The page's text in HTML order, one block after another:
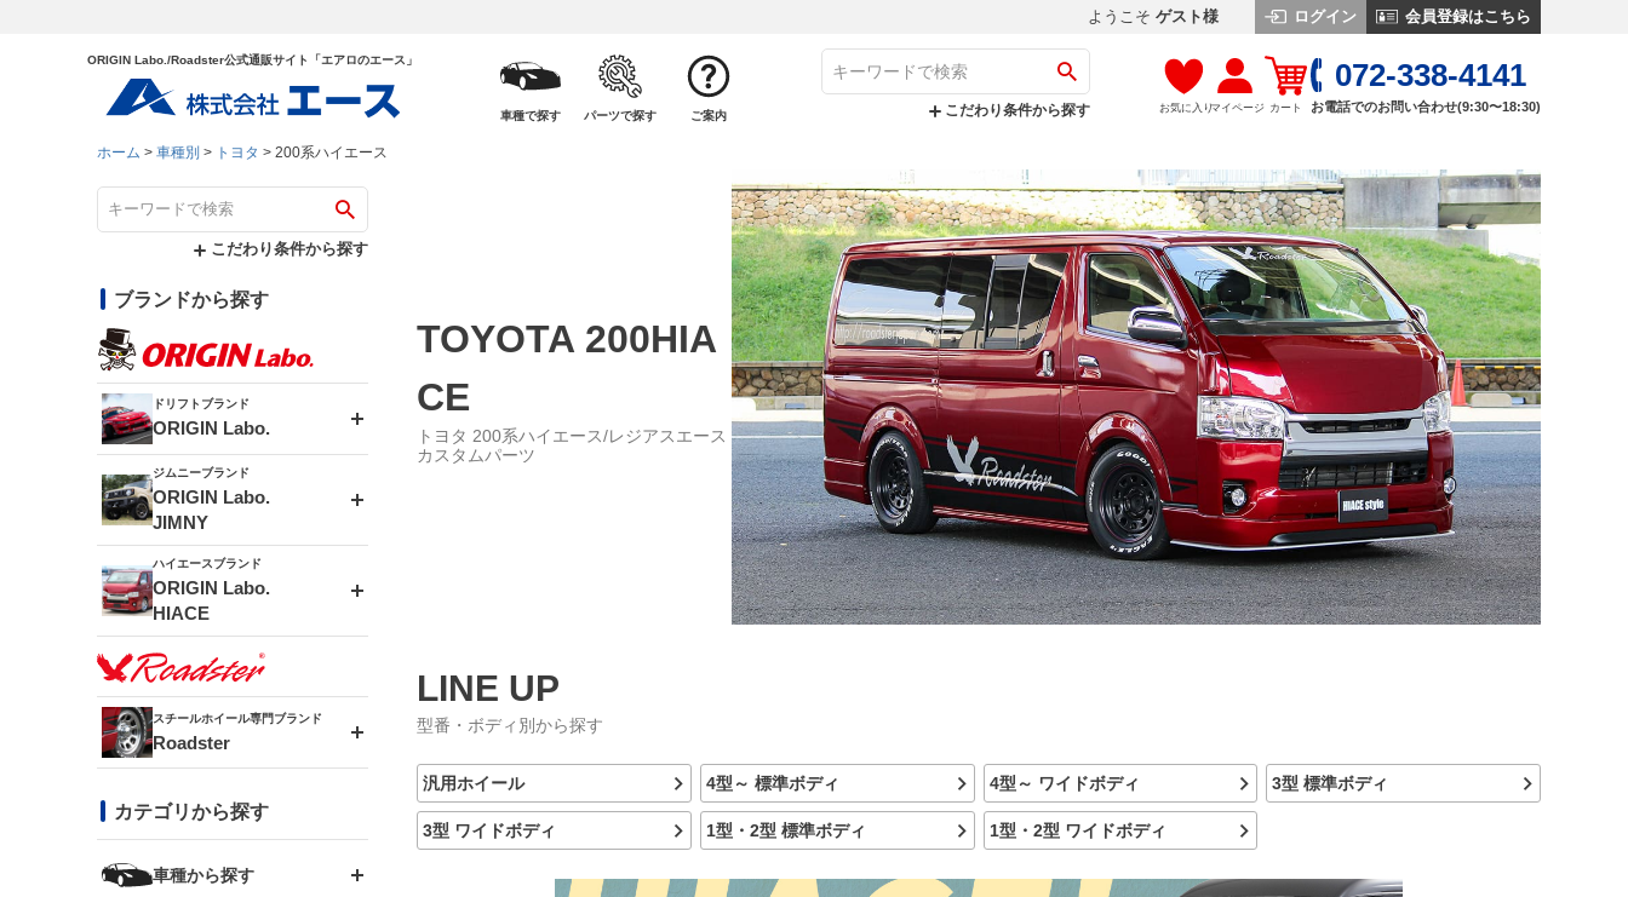
ようこそ ゲスト様 ログイン 会員登録はこちら
ORIGIN Labo./Roadster公式通販サイト「エアロのエース」
車種で探す パーツで探す ご案内 こだわり条件から探す お気に入りマイページ カート
072-338-4141
お電話でのお問い合わせ(9:30〜18:30)
ホーム 車種別 トヨタ 200系ハイエース
こだわり条件から探す
ブランドから探す
ドリフトブランド
ORIGIN Labo.
エアロシリーズ
ドリフトライン
風神(180SX)
雷神(S15)
龍神(チェイサー)
レーシングライン
フロントフェンダー
リアフェンダー
ブラッシュフェンダー
コンバットアイ
GTウイング
ジムニーブランド
ORIGIN Labo.
JIMNY
アルミホイール
MUD-ZEUS
アルミホイール
MUD-SR7
MUD-S7
ボンネット
ハイエースブランド
ORIGIN Labo.
HIACE
エアロシリーズ
LUX MODEL SP
LUX MODEL
RUGGER MODEL
オーバーフェンダー
リアウイング
スムージングバンパー
スチールホイール専門ブランド
Roadster
DAYTONA-RS
DAYTONA-RS NEO
カテゴリから探す
車種から探す
TOYOTA 200HIA
CE
トヨタ 200系ハイエース/レジアスエース
カスタムパーツ
LINE UP
型番・ボディ別から探す
汎用ホイール 4型～ 標準ボディ 4型～ ワイドボディ 3型 標準ボディ
3型 ワイドボディ 1型・2型 標準ボディ 1型・2型 ワイドボディ